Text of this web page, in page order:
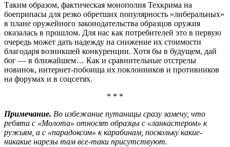
Таким образом, фактическая монополия Техкрима на
боеприпасы для резко обретших популярность «либеральных»
в плане оружейного законодательства образцов оружия
оказалась в прошлом. Для нас как потребителей это в первую
очередь может дать надежду на снижение их стоимости
благодаря возникшей конкуренции. Хотя бы в будущем, дай
бог — в ближайшем… Как и сравнительные отстрелы
новинок, интернет-побоища их поклонников и противников
на форумах и в соцсетях.
* * *
Примечание. Во избежание путаницы сразу замечу, что
ребята с «Молота» относят образцы с «ланкастером» к
ружьям, а с «парадоксом» к карабинам, поскольку какие-
никакие нарезы там все-таки присутствуют.